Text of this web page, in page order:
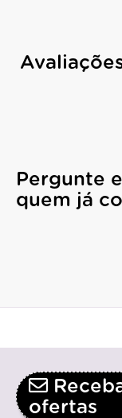
Pergunte
quem já
ofertas